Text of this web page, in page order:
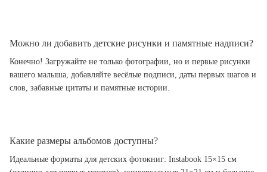
Можно ли добавить детские рисунки и памятные надписи?
Конечно! Загружайте не только фотографии, но и первые рисунки
вашего малыша, добавляйте весёлые подписи, даты первых шагов и
слов, забавные цитаты и памятные истории.
Какие размеры альбомов доступны?
Идеальные форматы для детских фотокниг: Instabook 15×15 см